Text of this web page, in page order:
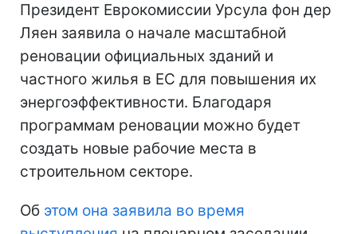
Президент Еврокомиссии Урсула фон дер
Ляен заявила о начале масштабной
реновации официальных зданий и
частного жилья в ЕС для повышения их
энергоэффективности. Благодаря
программам реновации можно будет
создать новые рабочие места в
строительном секторе.
Об этом она заявила во время